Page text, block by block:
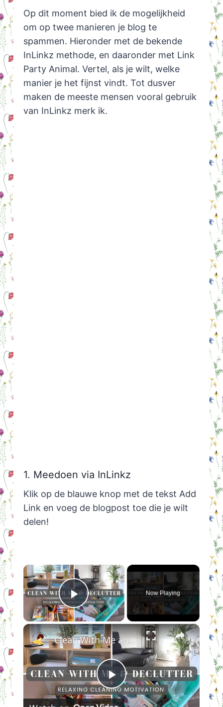
Op dit moment bied ik de mogelijkheid
om op twee manieren je blog te
spammen. Hieronder met de bekende
InLinkz methode, en daaronder met Link
Party Animal. Vertel, als je wilt, welke
manier je het fijnst vindt. Tot dusver
maken de meeste mensen vooral gebruik
van InLinkz merk ik.
1. Meedoen via InLinkz
Klik op de blauwe knop met de tekst Add
Link en voeg de blogpost toe die je wilt
delen!
×
Play Video
Now Playing
×
Play
Clean With Me and Declutter: Relaxing Cleaning Motivation to Start The Week Off Right!